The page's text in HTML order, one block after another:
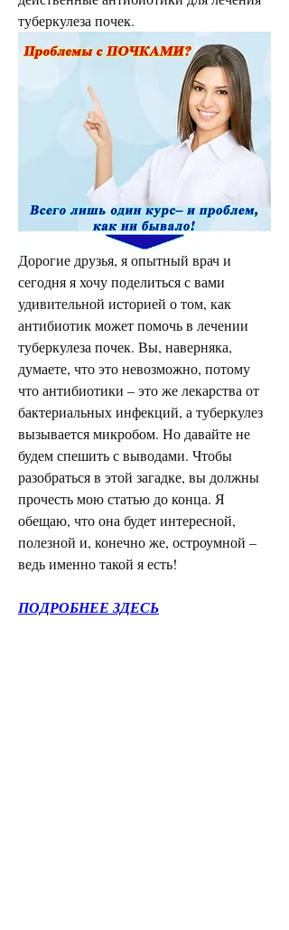
туберкулеза почек.
Дорогие друзья, я опытный врач и
сегодня я хочу поделиться с вами
удивительной историей о том, как
антибиотик может помочь в лечении
туберкулеза почек. Вы, наверняка,
думаете, что это невозможно, потому
что антибиотики – это же лекарства от
бактериальных инфекций, а туберкулез
вызывается микробом. Но давайте не
будем спешить с выводами. Чтобы
разобраться в этой загадке, вы должны
прочесть мою статью до конца. Я
обещаю, что она будет интересной,
полезной и, конечно же, остроумной –
ведь именно такой я есть!
ПОДРОБНЕЕ ЗДЕСЬ